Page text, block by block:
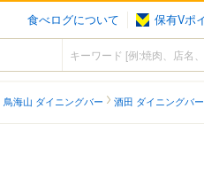
食べログについて 保有Vポ
海山 ダイニングバー 酒田 ダイニングバー